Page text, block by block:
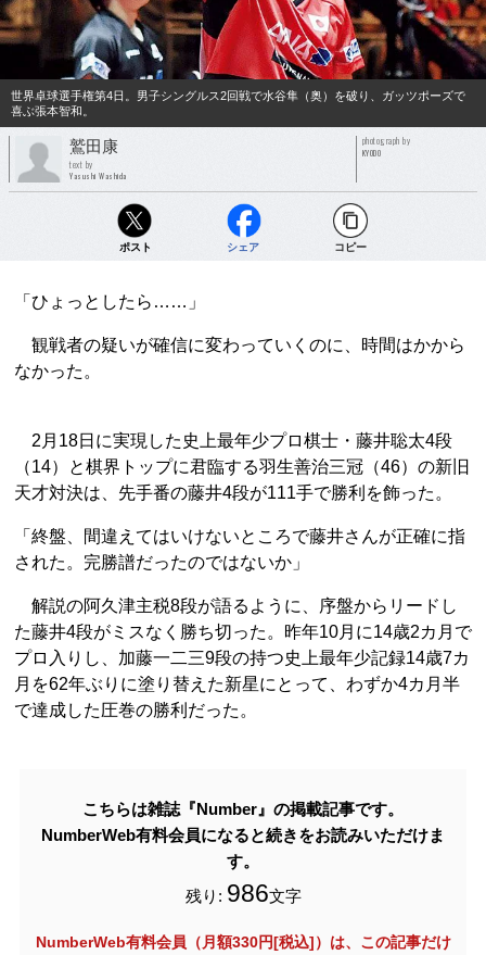
世界卓球選手権第4日。男子シングルス2回戦で水谷隼（奥）を破り、ガッツポーズで
喜ぶ張本智和。
鷲田康
text by
Yasushi Washida
photograph by
KYODO
ポスト シェア コピー
「ひょっとしたら……」
観戦者の疑いが確信に変わっていくのに、時間はかから
なかった。
2月18日に実現した史上最年少プロ棋士・藤井聡太4段
（14）と棋界トップに君臨する羽生善治三冠（46）の新旧
天才対決は、先手番の藤井4段が111手で勝利を飾った。
「終盤、間違えてはいけないところで藤井さんが正確に指
された。完勝譜だったのではないか」
解説の阿久津主税8段が語るように、序盤からリードし
た藤井4段がミスなく勝ち切った。昨年10月に14歳2カ月で
プロ入りし、加藤一二三9段の持つ史上最年少記録14歳7カ
月を62年ぶりに塗り替えた新星にとって、わずか4カ月半
で達成した圧巻の勝利だった。
こちらは雑誌『Number』の掲載記事です。
NumberWeb有料会員になると続きをお読みいただけま
す。
残り: 986文字
NumberWeb有料会員（月額330円[税込]）は、この記事だけ